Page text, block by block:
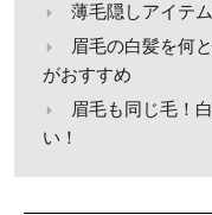
薄毛隠しアイテ
眉毛の白髪を何
がおすすめ
眉毛も同じ毛！
い！